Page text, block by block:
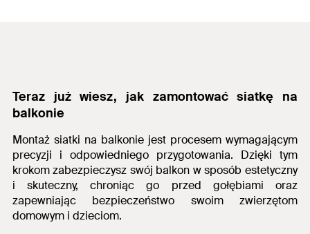
Teraz już wiesz, jak zamontować siatkę na
balkonie
Montaż siatki na balkonie jest procesem wymagającym
precyzji i odpowiedniego przygotowania. Dzięki tym
krokom zabezpieczysz swój balkon w sposób estetyczny
i skuteczny, chroniąc go przed gołębiami oraz
zapewniając bezpieczeństwo swoim zwierzętom
domowym i dzieciom.